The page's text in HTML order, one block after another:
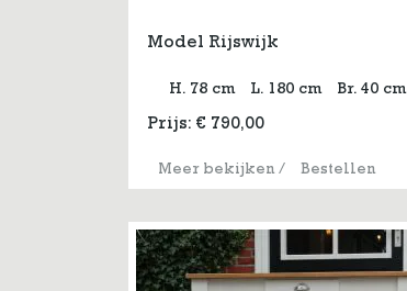
Model Rijswijk
H. 78 cm L. 180 cm Br. 40 cm
Prijs: € 790,00
Meer bekijken/ Bestellen